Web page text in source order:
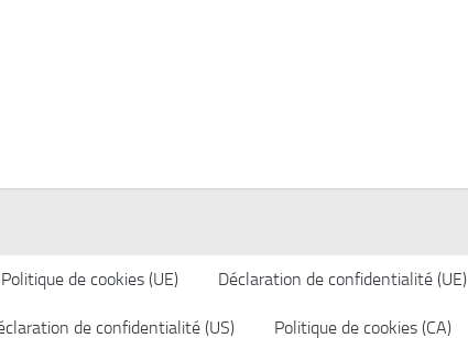
Politique de cookies (UE) Déclaration de confidentialité (UE)
de confidentialité (US) Politique de cookies (CA)